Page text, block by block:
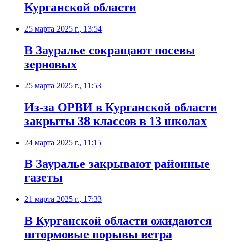
Курганской области
25 марта 2025 г., 13:54
В Зауралье сокращают посевы
зерновых
25 марта 2025 г., 11:53
Из-за ОРВИ в Курганской области
закрыты 38 классов в 13 школах
24 марта 2025 г., 11:15
В Зауралье закрывают районные
газеты
21 марта 2025 г., 17:33
В Курганской области ожидаются
штормовые порывы ветра